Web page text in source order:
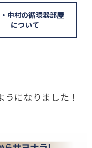
中村の循環器部屋
について
うになりました！